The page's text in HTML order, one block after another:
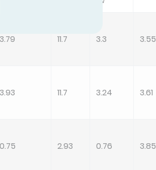
3.79 11.7 3.3 3.55
3.93 11.7 3.24 3.61
0.75 2.93 0.76 3.85